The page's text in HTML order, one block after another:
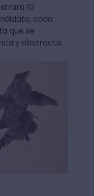
10
cada
que se
y abstracta.